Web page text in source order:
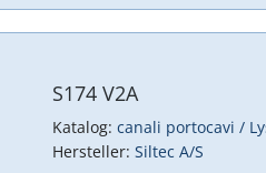
S174 V2A
Katalog:canali portocavi /
Hersteller:Siltec A/S